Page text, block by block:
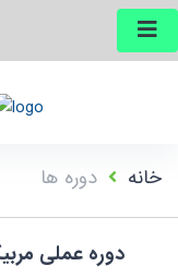
خانه دوره ها